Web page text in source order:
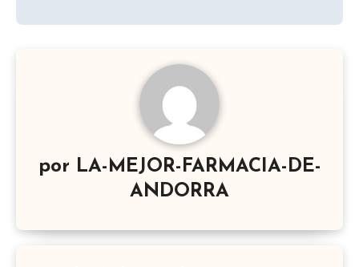
por LA-MEJOR-FARMACIA-DE-
ANDORRA